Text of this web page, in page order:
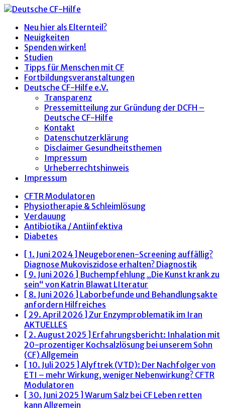
Neu hier als Elternteil?
Neuigkeiten
Spenden wirken!
Studien
Tipps für Menschen mit CF
Fortbildungsveranstaltungen
Deutsche CF-Hilfe e.V.
Transparenz
Pressemitteilung zur Gründung der DCFH –
Deutsche CF-Hilfe
Kontakt
Datenschutzerklärung
Disclaimer Gesundheitsthemen
Impressum
Urheberrechtshinweis
Impressum
CFTR Modulatoren
Physiotherapie & Schleimlösung
Verdauung
Antibiotika / Antiinfektiva
Diabetes
[ 1. Juni 2024 ] Neugeborenen-Screening auffällig?
Diagnose Mukoviszidose erhalten? Diagnostik
[ 9. Juni 2026 ] Buchempfehlung „Die Kunst krank zu
sein“ von Katrin Blawat LIteratur
[ 8. Juni 2026 ] Laborbefunde und Behandlungsakte
anfordern Hilfreiches
[ 29. April 2026 ] Zur Enzymproblematik im Iran
AKTUELLES
[ 2. August 2025 ] Erfahrungsbericht: Inhalation mit
20-prozentiger Kochsalzlösung bei unserem Sohn
(CF) Allgemein
[ 10. Juli 2025 ] Alyftrek (VTD): Der Nachfolger von
ETI – mehr Wirkung, weniger Nebenwirkung? CFTR
Modulatoren
[ 30. Juni 2025 ] Warum Salz bei CF Leben retten
kann Allgemein